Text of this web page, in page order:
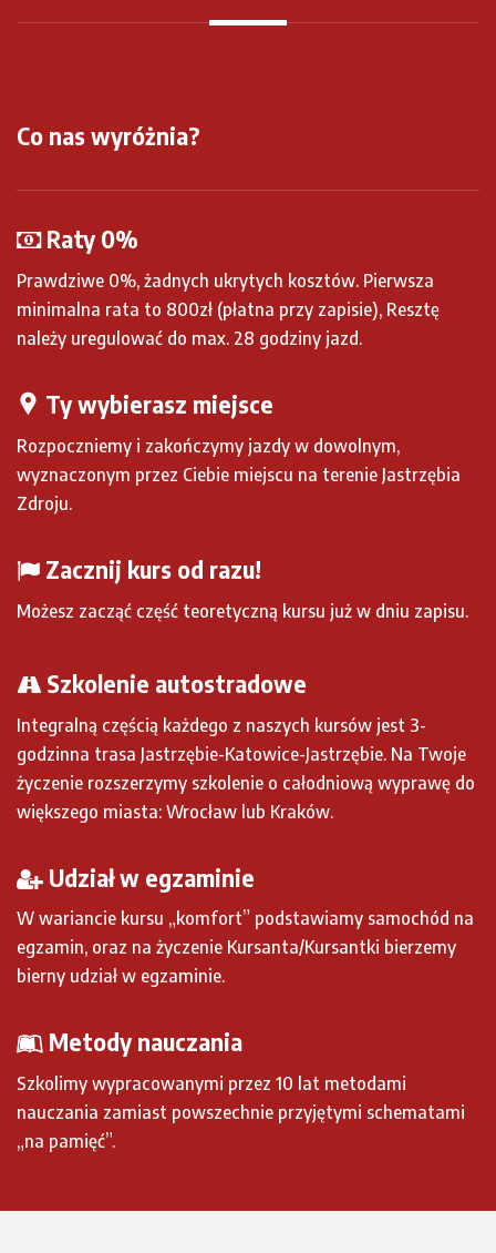
Co nas wyróżnia?
Raty 0%
Prawdziwe 0%, żadnych ukrytych kosztów. Pierwsza
minimalna rata to 800zł (płatna przy zapisie), Resztę
należy uregulować do max. 28 godziny jazd.
Ty wybierasz miejsce
Rozpoczniemy i zakończymy jazdy w dowolnym,
wyznaczonym przez Ciebie miejscu na terenie Jastrzębia
Zdroju.
Zacznij kurs od razu!
Możesz zacząć część teoretyczną kursu już w dniu zapisu.
Szkolenie autostradowe
Integralną częścią każdego z naszych kursów jest 3-
godzinna trasa Jastrzębie-Katowice-Jastrzębie. Na Twoje
życzenie rozszerzymy szkolenie o całodniową wyprawę do
większego miasta: Wrocław lub Kraków.
Udział w egzaminie
W wariancie kursu „komfort” podstawiamy samochód na
egzamin, oraz na życzenie Kursanta/Kursantki bierzemy
bierny udział w egzaminie.
Metody nauczania
Szkolimy wypracowanymi przez 10 lat metodami
nauczania zamiast powszechnie przyjętymi schematami
„na pamięć”.